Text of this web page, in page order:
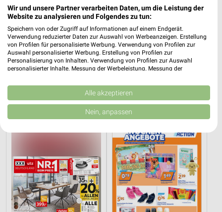
36,2 km
Bis zu 62% in diesem prospekt
36,2 km
Wohnen-Preishits
Gültig bis Fr. 14.08.
Action
Wir und unsere Partner verarbeiten Daten, um die Leistung der
Website zu analysieren und Folgendes zu tun:
Speichern von oder Zugriff auf Informationen auf einem Endgerät.
Verwendung reduzierter Daten zur Auswahl von Werbeanzeigen. Erstellung
von Profilen für personalisierte Werbung. Verwendung von Profilen zur
Auswahl personalisierter Werbung. Erstellung von Profilen zur
Personalisierung von Inhalten. Verwendung von Profilen zur Auswahl
personalisierter Inhalte. Messung der Werbeleistung. Messung der
Kombinationen von Daten aus verschiedenen Quellen. Entwicklung und
Verbesserung der Angebote. Verwendung reduzierter Daten zur Auswahl
von Inhalten.
Daten können außerhalb der Europäischen Union weitergegeben und in die
Website/App.
Partnerliste anzeigen (1 IAB-Anbieter)
Wir nutzen Ihre Daten für folgende Zwecke:
IAB-Verarbeitungszwecke:
Speichern von oder Zugriff auf Informationen
auf einem Endgerät
Alle akzeptieren
Nein, anpassen